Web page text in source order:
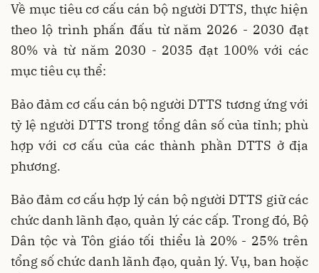
Về mục tiêu cơ cấu cán bộ người DTTS, thực hiện
theo lộ trình phấn đấu từ năm 2026 - 2030 đạt
80% và từ năm 2030 - 2035 đạt 100% với các
mục tiêu cụ thể:
Bảo đảm cơ cấu cán bộ người DTTS tương ứng với
tỷ lệ người DTTS trong tổng dân số của tỉnh; phù
hợp với cơ cấu của các thành phần DTTS ở địa
phương.
Bảo đảm cơ cấu hợp lý cán bộ người DTTS giữ các
chức danh lãnh đạo, quản lý các cấp. Trong đó, Bộ
Dân tộc và Tôn giáo tối thiểu là 20% - 25% trên
tổng số chức danh lãnh đạo, quản lý. Vụ, ban hoặc